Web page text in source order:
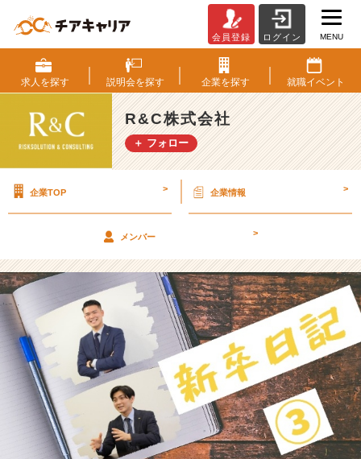
卒
日
記】
新
卒
の
ろ
と
紹
介！！！
【R
株
会
社
の
タ
会員登録 ログイン MENU
求人を探す 説明会を探す 企業を探す 就職イベント
R&C株式会社
＋ フォロー
企業TOP > 企業情報 >
メンバー >